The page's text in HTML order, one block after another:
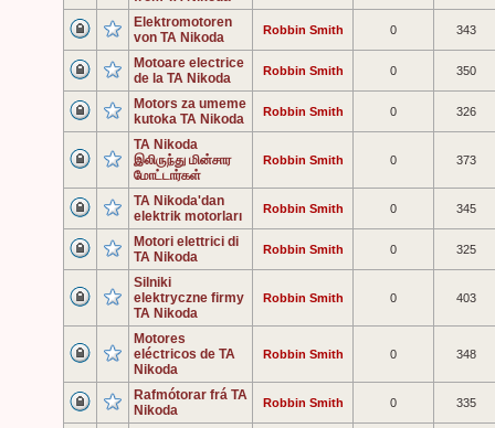
Elektromotoren
von TA Nikoda
Robbin Smith 0 343
Motoare electrice
de la TA Nikoda
Robbin Smith 0 350
Motors za umeme
kutoka TA Nikoda
Robbin Smith 0 326
TA Nikoda
இலிருந்து மின்சார
மோட்டார்கள்
Robbin Smith 0 373
TA Nikoda'dan
elektrik motorları
Robbin Smith 0 345
Motori elettrici di
TA Nikoda
Robbin Smith 0 325
Silniki
elektryczne firmy
TA Nikoda
Robbin Smith 0 403
Motores
eléctricos de TA
Nikoda
Robbin Smith 0 348
Rafmótorar frá TA
Nikoda
Robbin Smith 0 335